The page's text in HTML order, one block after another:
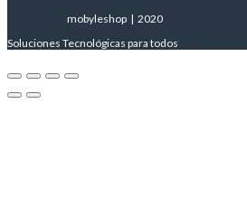
mobyleshop | 2020
Soluciones Tecnológicas para todos